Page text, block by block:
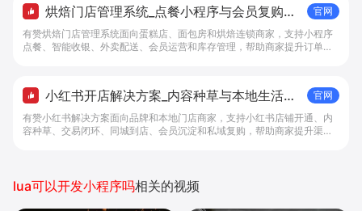
烘焙门店管理系统_点餐小程序与会员复购工
具 - 做生意, 找有赞
官网
有赞烘焙门店管理系统面向蛋糕店、面包房和烘焙连锁商家，支持小程序
点餐、智能收银、外卖配送、会员运营和库存管理，帮助商家提升订单转
小红书开店解决方案_内容种草与本地生活转
化工具 - 做生意, 找有赞
官网
有赞小红书解决方案面向品牌和本地门店商家，支持小红书店铺开通、内
容种草、交易闭环、同城到店、会员沉淀和私域复购，帮助商家提升渠道
lua可以开发小程序吗相关的视频